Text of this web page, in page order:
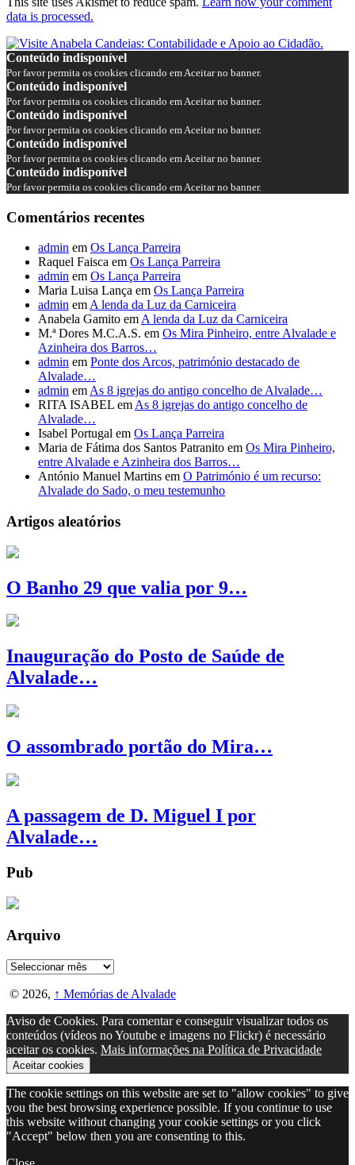
data is processed.
Conteúdo indisponível
Por favor permita os cookies clicando em Aceitar no banner.
Conteúdo indisponível
Por favor permita os cookies clicando em Aceitar no banner.
Conteúdo indisponível
Por favor permita os cookies clicando em Aceitar no banner.
Conteúdo indisponível
Por favor permita os cookies clicando em Aceitar no banner.
Conteúdo indisponível
Por favor permita os cookies clicando em Aceitar no banner.
Comentários recentes
admin em Os Lança Parreira
Raquel Faisca em Os Lança Parreira
admin em Os Lança Parreira
Maria Luisa Lança em Os Lança Parreira
admin em A lenda da Luz da Carniceira
Anabela Gamito em A lenda da Luz da Carniceira
M.ª Dores M.C.A.S. em Os Mira Pinheiro, entre Alvalade e
Azinheira dos Barros…
admin em Ponte dos Arcos, património destacado de
Alvalade…
admin em As 8 igrejas do antigo concelho de Alvalade…
RITA ISABEL em As 8 igrejas do antigo concelho de
Alvalade…
Isabel Portugal em Os Lança Parreira
Maria de Fátima dos Santos Patranito em Os Mira Pinheiro,
entre Alvalade e Azinheira dos Barros…
António Manuel Martins em O Património é um recurso:
Alvalade do Sado, o meu testemunho
Artigos aleatórios
O Banho 29 que valia por 9…
Inauguração do Posto de Saúde de
Alvalade…
O assombrado portão do Mira…
A passagem de D. Miguel I por
Alvalade…
Pub
Arquivo
Arquivo
© 2026, ↑ Memórias de Alvalade
Aviso de Cookies. Para comentar e conseguir visualizar todos os
conteúdos (vídeos no Youtube e imagens no Flickr) é necessário
aceitar os cookies. Mais informações na Política de Privacidade
Aceitar cookies
The cookie settings on this website are set to "allow cookies" to give
you the best browsing experience possible. If you continue to use
this website without changing your cookie settings or you click
"Accept" below then you are consenting to this.